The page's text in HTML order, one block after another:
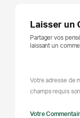
Laisser un
Partager vos
laissant un
Votre adresse de
champs requis
Votre